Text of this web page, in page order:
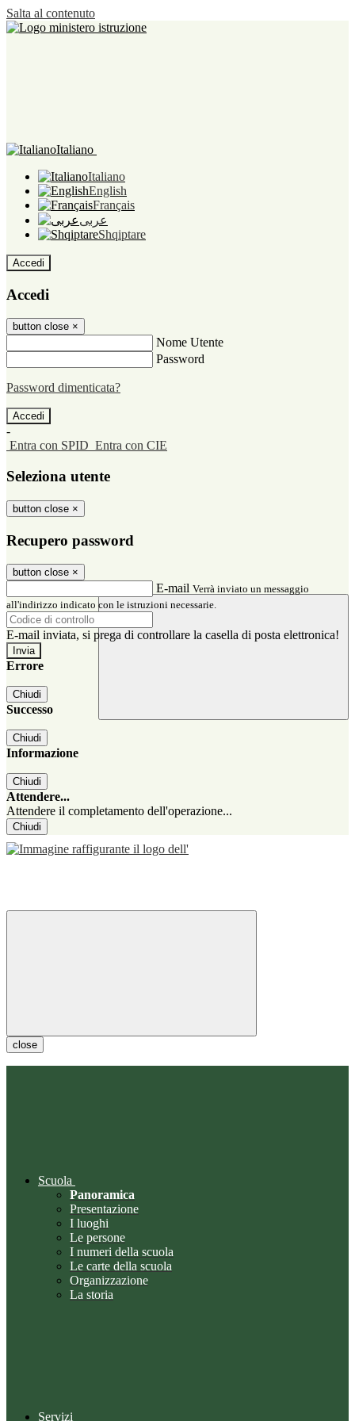
Salta al contenuto
Italiano
Italiano
English
Français
عربى
Shqiptare
Accedi
Accedi
button close ×
Nome Utente
Password
Password dimenticata?
-
Entra con SPID Entra con CIE
Seleziona utente
button close ×
Recupero password
button close ×
E-mail Verrà inviato un messaggio
all'indirizzo indicato con le istruzioni necessarie.
E-mail inviata, si prega di controllare la casella di posta elettronica!
Errore
Chiudi
Successo
Chiudi
Informazione
Chiudi
Attendere...
Attendere il completamento dell'operazione...
Chiudi
close
Scuola
Panoramica
Presentazione
I luoghi
Le persone
I numeri della scuola
Le carte della scuola
Organizzazione
La storia
Servizi